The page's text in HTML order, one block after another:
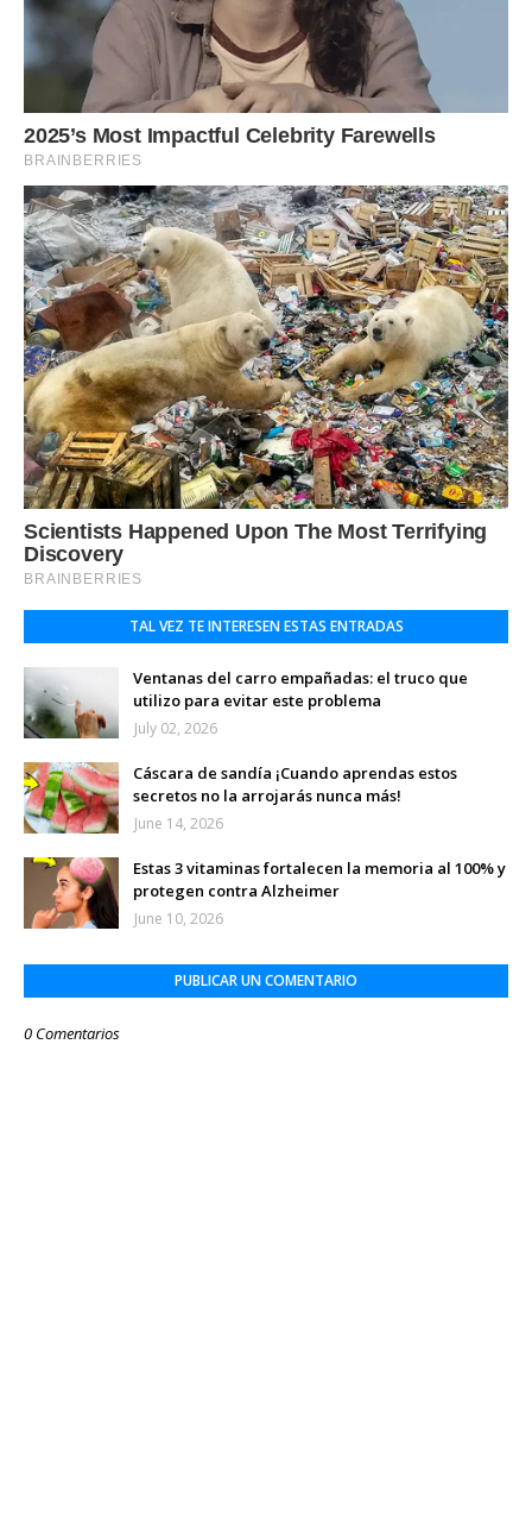
TAL VEZ TE INTERESEN ESTAS ENTRADAS
Ventanas del carro empañadas: el truco que
utilizo para evitar este problema
July 02, 2026
Cáscara de sandía ¡Cuando aprendas estos
secretos no la arrojarás nunca más!
June 14, 2026
Estas 3 vitaminas fortalecen la memoria al 100% y
protegen contra Alzheimer
June 10, 2026
PUBLICAR UN COMENTARIO
0 Comentarios